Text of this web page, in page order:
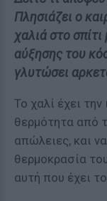
Πλησιάζει ο
χαλιά στο
αύξησης του
γλυτώσει
Το χαλί έχει
θερμότητα από
απώλειες, και
θερμοκρασία
αυτή που έχει